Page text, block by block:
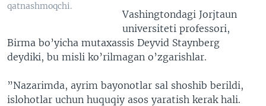
qatnashmoqchi.
Vashingtondagi Jorjtaun
universiteti professori,
Birma bo’yicha mutaxassis Deyvid Staynberg
deydiki, bu misli ko’rilmagan o’zgarishlar.
”Nazarimda, ayrim bayonotlar sal shoshib berildi,
islohotlar uchun huquqiy asos yaratish kerak hali.